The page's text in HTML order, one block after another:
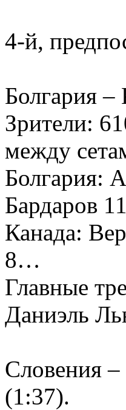
4-й,
Болгария
Зрители:
между
Болгария:
Бардаров
Канада:
8…
Главные
Даниэль
Словения
(1:37).